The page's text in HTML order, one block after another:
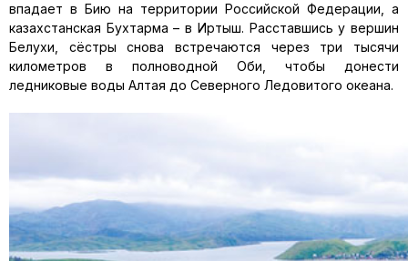
впадает в Бию на территории Российской Федерации, а
казахстанская Бухтарма – в Иртыш. Расставшись у вершин
Белухи, сёстры снова встречаются через три тысячи
километров в полноводной Оби, чтобы донести
ледниковые воды Алтая до Северного Ледовитого океана.